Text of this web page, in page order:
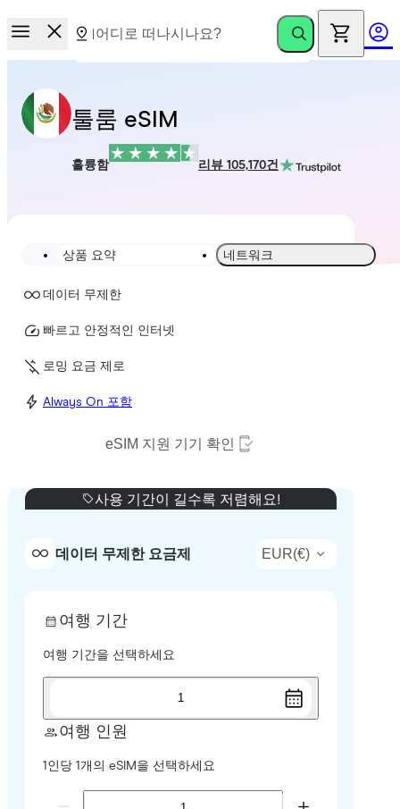
툴룸 eSIM
훌륭함 리뷰 105,170건
상품 요약 네트워크
데이터 무제한
빠르고 안정적인 인터넷
로밍 요금 제로
Always On 포함
eSIM 지원 기기 확인
사용 기간이 길수록 저렴해요!
데이터 무제한 요금제 EUR(€)
여행 기간
여행 기간을 선택하세요
1
여행 인원
1인당 1개의 eSIM을 선택하세요